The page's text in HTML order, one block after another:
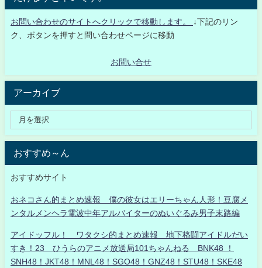
お問い合わせのサイトへクリックで移動します。
↓下記のリン
ク、ボタンを押すと問い合わせページに移動
お問い合せ
アーカイブ
おすすめ～ん
おすすめサイト
おネコさん的まとめ速報 僕の彼女はエリーちゃん人形！豆腐メ
ンタルメンヘラ電波中年アルバイターのぬいぐるみ男子末路編
アイドッフル！ ワタクシ的まとめ速報 地下格闘アイドルだい
すき！23 ひうらのアニメ放送局101ちゃんねる BNK48 ！
SNH48！JKT48！MNL48！SGO48！GNZ48！STU48！SKE48